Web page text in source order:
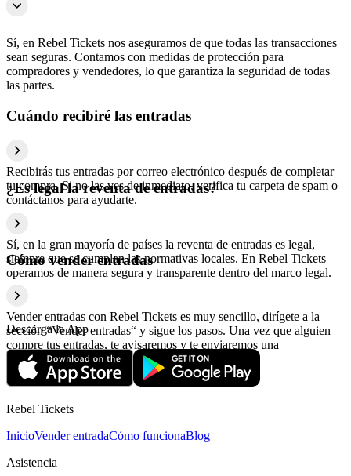
Sí, en Rebel Tickets nos aseguramos de que todas las transacciones
sean seguras. Contamos con medidas de protección para
compradores y vendedores, lo que garantiza la seguridad de todas
las partes.
Cuándo recibiré las entradas
Recibirás tus entradas por correo electrónico después de completar
tu compra. Si no las ves de inmediato, verifica tu carpeta de spam o
contáctanos para ayudarte.
¿Es legal la reventa de entradas?
Sí, en la gran mayoría de países la reventa de entradas es legal,
siempre que se cumplan las normativas locales. En Rebel Tickets
operamos de manera segura y transparente dentro del marco legal.
Cómo vender entradas
Vender entradas con Rebel Tickets es muy sencillo, dirígete a la
sección “Vender entradas“ y sigue los pasos. Una vez que alguien
compre tus entradas, te avisaremos y te enviaremos una
confirmación con la información relativa al pago.
Descarga la App
Rebel Tickets
InicioVender entradaCómo funcionaBlog
Asistencia